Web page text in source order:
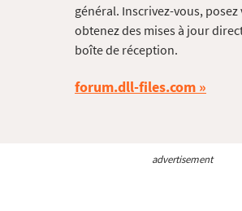
général. Inscrivez-vous,
obtenez des mises à jour
boîte de réception.
forum.dll-files.com
advertisement